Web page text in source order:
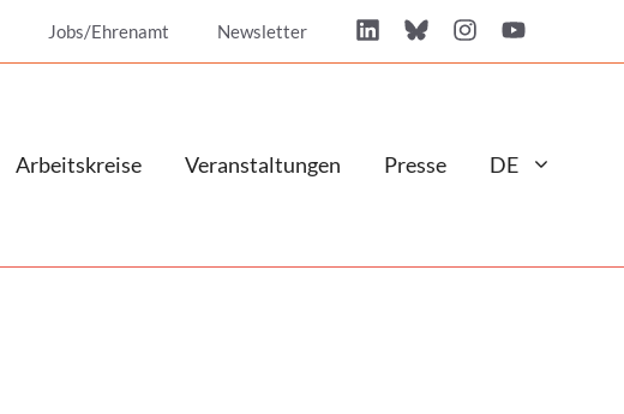
Jobs/Ehrenamt Newsletter
Arbeitskreise Veranstaltungen Presse DE